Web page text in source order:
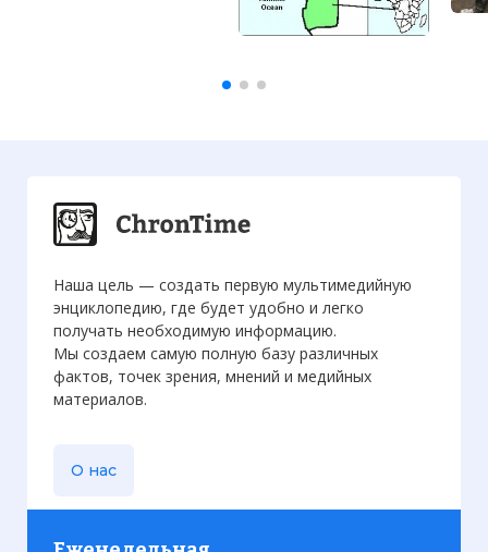
Наша цель — создать первую мультимедийную
энциклопедию, где будет удобно и легко
получать необходимую информацию.
Мы создаем самую полную базу различных
фактов, точек зрения, мнений и медийных
материалов.
О нас